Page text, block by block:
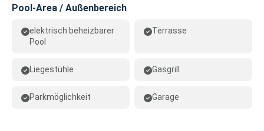
Pool-Area / Außenbereich
elektrisch beheizbarer
Pool
Terrasse
Liegestühle Gasgrill
Parkmöglichkeit Garage